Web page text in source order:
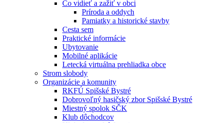
Čo vidieť a zažiť v obci
Príroda a oddych
Pamiatky a historické stavby
Cesta sem
Praktické informácie
Ubytovanie
Mobilné aplikácie
Letecká virtuálna prehliadka obce
Strom slobody
Organizácie a komunity
RKFÚ Spišské Bystré
Dobrovoľný hasičský zbor Spišské Bystré
Miestný spolok SČK
Klub dôchodcov